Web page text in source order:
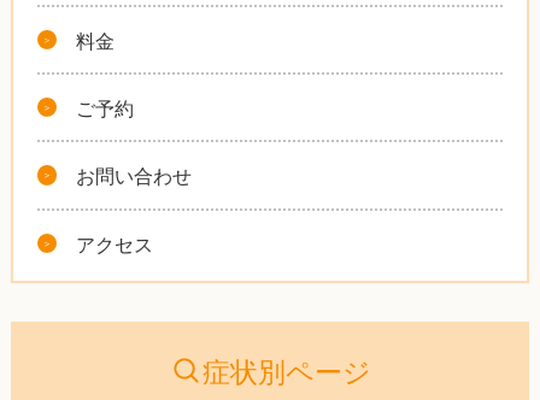
料金
ご予約
お問い合わせ
アクセス
症状別ページ